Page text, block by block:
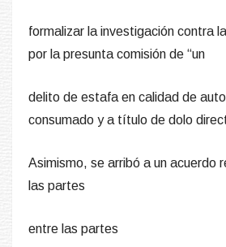
formalizar la investigación contra
por la presunta comisión de “un
delito de estafa en calidad de
consumado y a título de dolo
Asimismo, se arribó a un acuerdo
las partes
entre las partes